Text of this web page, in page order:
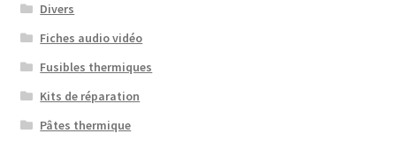
Divers
Fiches audio vidéo
Fusibles thermiques
Kits de réparation
Pâtes thermique